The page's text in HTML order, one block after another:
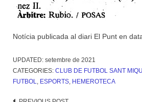
Notícia publicada al diari El Punt en
UPDATED: setembre de 2021
CATEGORIES: CLUB DE FUTBOL SANT
FUTBOL, ESPORTS, HEMEROTECA